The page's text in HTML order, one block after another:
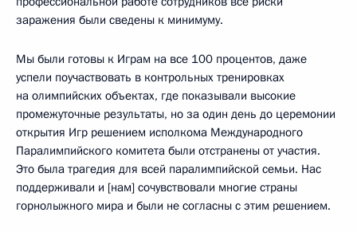
заражения были сведены к минимуму.
Мы были готовы к Играм на все 100 процентов, даже
успели поучаствовать в контрольных тренировках
на олимпийских объектах, где показывали высокие
промежуточные результаты, но за один день до церемонии
открытия Игр решением исполкома Международного
Паралимпийского комитета были отстранены от участия.
Это была трагедия для всей паралимпийской семьи. Нас
поддерживали и [нам] сочувствовали многие страны
горнолыжного мира и были не согласны с этим решением.